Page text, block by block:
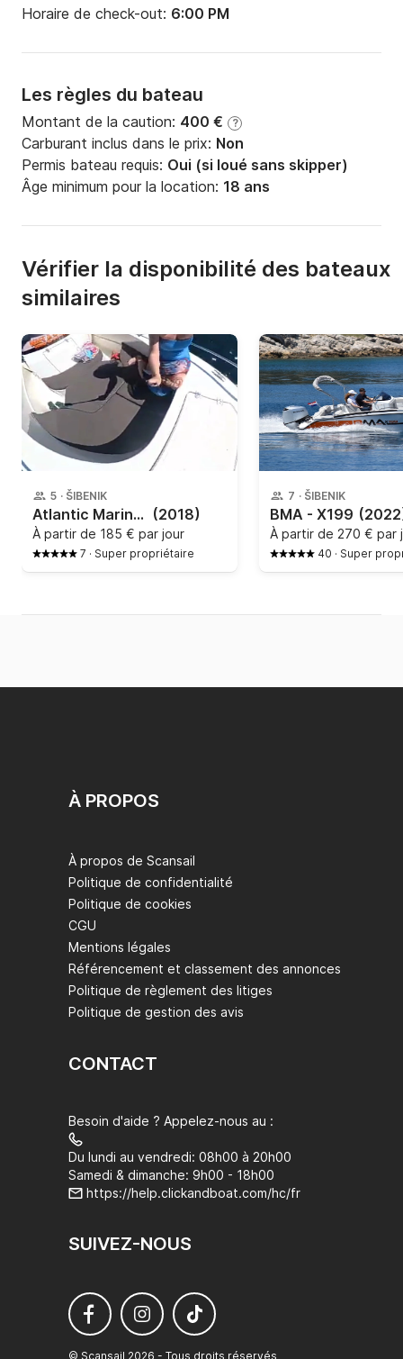
Horaire de check-out: 6:00 PM
Les règles du bateau
Montant de la caution: 400 € ?
Carburant inclus dans le prix: Non
Permis bateau requis: Oui (si loué sans skipper)
Âge minimum pour la location: 18 ans
Vérifier la disponibilité des bateaux
similaires
5 · ŠIBENIK
Atlantic Marine - Atlantic 530 Open (2018)
À partir de 185 € par jour
7 · Super propriétaire
7 · ŠIBENIK
BMA - X199
À partir de 270 € par
40 · Super
À PROPOS
À propos de Scansail
Politique de confidentialité
Politique de cookies
CGU
Mentions légales
Référencement et classement des annonces
Politique de règlement des litiges
Politique de gestion des avis
CONTACT
Besoin d'aide ? Appelez-nous au :
Du lundi au vendredi: 08h00 à 20h00
Samedi & dimanche: 9h00 - 18h00
https://help.clickandboat.com/hc/fr
SUIVEZ-NOUS
© Scansail 2026 - Tous droits réservés